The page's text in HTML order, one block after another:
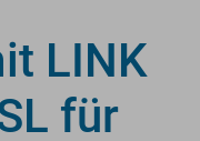
LINK
für